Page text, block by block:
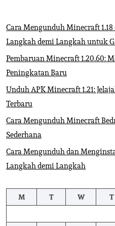
Cara Mengunduh Minecraft
Langkah demi Langkah untuk
Pembaruan Minecraft 1.20.60:
Peningkatan Baru
Unduh APK Minecraft 1.21:
Terbaru
Cara Mengunduh Minecraft
Sederhana
Cara Mengunduh dan
Langkah demi Langkah
M T W T